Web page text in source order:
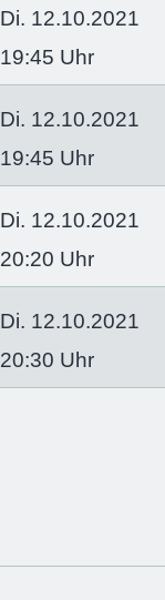
Di. 12.10.2021
19:45 Uhr
Di. 12.10.2021
19:45 Uhr
Di. 12.10.2021
20:20 Uhr
Di. 12.10.2021
20:30 Uhr